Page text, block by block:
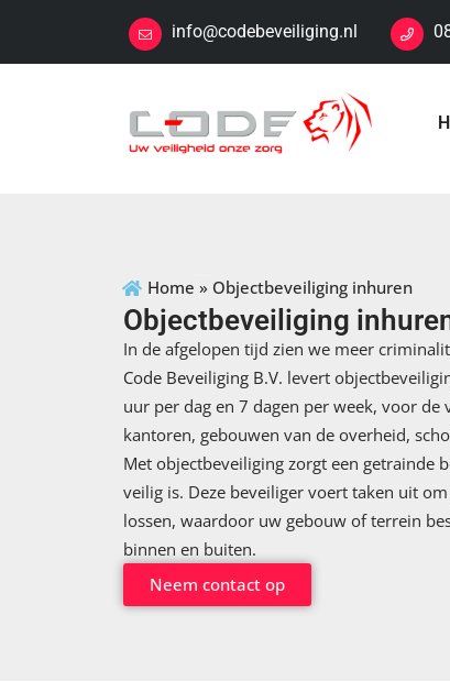
info@codebeveiliging.nl
Home » Objectbeveiliging inhuren
Objectbeveiliging
In de afgelopen tijd zien we meer
Code Beveiliging B.V. levert
uur per dag en 7 dagen per week, voor de
kantoren, gebouwen van de overheid,
Met objectbeveiliging zorgt een getrainde
veilig is. Deze beveiliger voert taken uit
lossen, waardoor uw gebouw of terrein
binnen en buiten.
Neem contact op